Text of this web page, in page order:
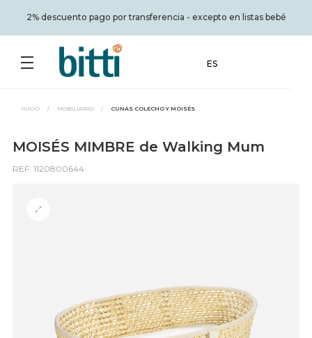
2% descuento pago por transferencia - excepto en listas bebé
ES
INICIO / MOBILIARIO / CUNAS COLECHO Y MOISÉS
MOISÉS MIMBRE de Walking Mum
REF: 1120800644